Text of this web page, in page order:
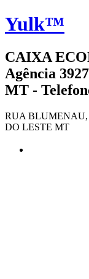
Yulk™
CAIXA
Agência
MT -
RUA BLUMENAU,
DO LESTE MT